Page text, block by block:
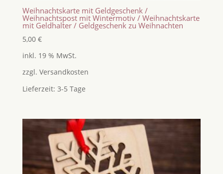
Weihnachtskarte mit Geldgeschenk /
Weihnachtspost mit Wintermotiv / Weihnachtskarte
mit Geldhalter / Geldgeschenk zu Weihnachten
5,00 €
inkl. 19 % MwSt.
zzgl. Versandkosten
Lieferzeit: 3-5 Tage